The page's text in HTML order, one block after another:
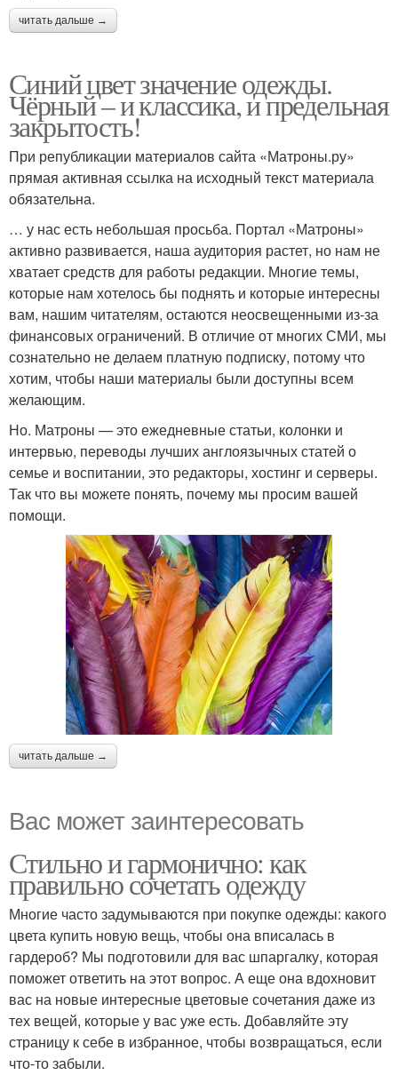
читать дальше →
Синий цвет значение одежды.
Чёрный – и классика, и предельная
закрытость!
При републикации материалов сайта «Матроны.ру»
прямая активная ссылка на исходный текст материала
обязательна.
… у нас есть небольшая просьба. Портал «Матроны»
активно развивается, наша аудитория растет, но нам не
хватает средств для работы редакции. Многие темы,
которые нам хотелось бы поднять и которые интересны
вам, нашим читателям, остаются неосвещенными из-за
финансовых ограничений. В отличие от многих СМИ, мы
сознательно не делаем платную подписку, потому что
хотим, чтобы наши материалы были доступны всем
желающим.
Но. Матроны — это ежедневные статьи, колонки и
интервью, переводы лучших англоязычных статей о
семье и воспитании, это редакторы, хостинг и серверы.
Так что вы можете понять, почему мы просим вашей
помощи.
читать дальше →
Вас может заинтересовать
Стильно и гармонично: как
правильно сочетать одежду
Многие часто задумываются при покупке одежды: какого
цвета купить новую вещь, чтобы она вписалась в
гардероб? Мы подготовили для вас шпаргалку, которая
поможет ответить на этот вопрос. А еще она вдохновит
вас на новые интересные цветовые сочетания даже из
тех вещей, которые у вас уже есть. Добавляйте эту
страницу к себе в избранное, чтобы возвращаться, если
что-то забыли.